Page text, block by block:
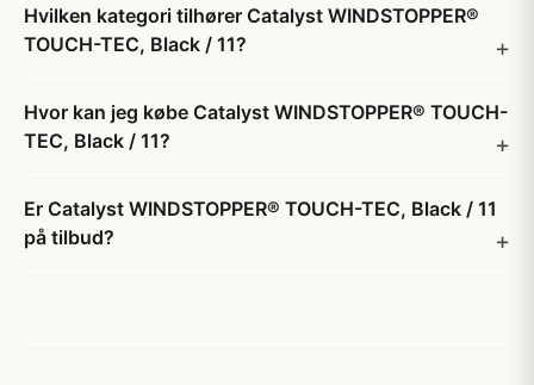
Hvilken kategori tilhører Catalyst WINDSTOPPER®
TOUCH-TEC, Black / 11?
Hvor kan jeg købe Catalyst WINDSTOPPER® TOUCH-
TEC, Black / 11?
Er Catalyst WINDSTOPPER® TOUCH-TEC, Black / 11
på tilbud?